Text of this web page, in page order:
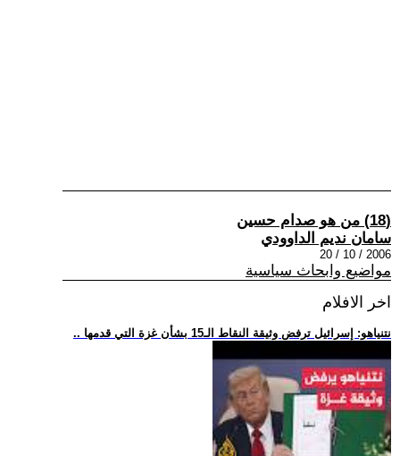
(18) من هو صدام حسين
سامان نديم الداوودي
2006 / 10 / 20
مواضيع وابحاث سياسية
اخر الافلام
.. نتنياهو: إسرائيل ترفض وثيقة النقاط الـ15 بشأن غزة التي قدمها